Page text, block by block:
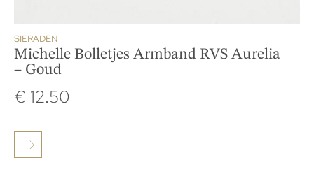
SIERADEN
Michelle Bolletjes Armband RVS Aurelia
– Goud
€ 12.50